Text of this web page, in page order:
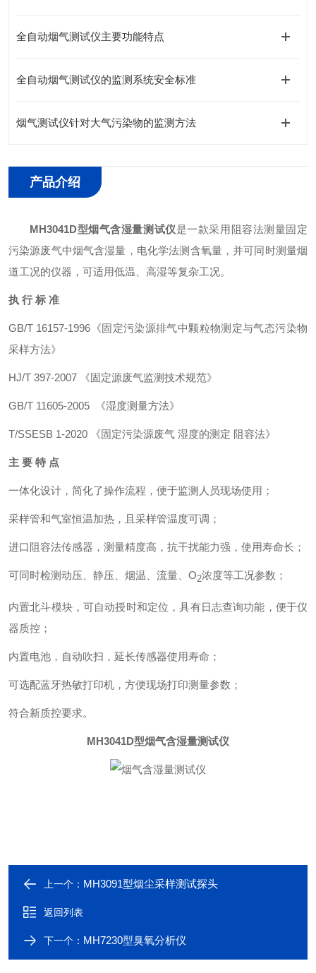
全自动烟气测试仪主要功能特点
全自动烟气测试仪的监测系统安全标准
烟气测试仪针对大气污染物的监测方法
产品介绍
MH3041D型烟气含湿量测试仪是一款采用阻容法测量固定
污染源废气中烟气含湿量，电化学法测含氧量，并可同时测量烟
道工况的仪器，可适用低温、高湿等复杂工况。
执 行 标 准
GB/T 16157-1996《固定污染源排气中颗粒物测定与气态污染物
采样方法》
HJ/T 397-2007 《固定源废气监测技术规范》
GB/T 11605-2005 《湿度测量方法》
T/SSESB 1-2020 《固定污染源废气 湿度的测定 阻容法》
主 要 特 点
一体化设计，简化了操作流程，便于监测人员现场使用；
采样管和气室恒温加热，且采样管温度可调；
进口阻容法传感器，测量精度高，抗干扰能力强，使用寿命长；
可同时检测动压、静压、烟温、流量、O2浓度等工况参数；
内置北斗模块，可自动授时和定位，具有日志查询功能，便于仪
器质控；
内置电池，自动吹扫，延长传感器使用寿命；
可选配蓝牙热敏打印机，方便现场打印测量参数 ；
符合新质控要求。
MH3041D型烟气含湿量测试仪
上一个： MH3091型烟尘采样测试探头
返回列表
下一个： MH7230型臭氧分析仪